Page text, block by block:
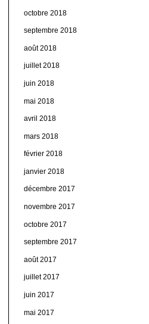
octobre 2018
septembre 2018
août 2018
juillet 2018
juin 2018
mai 2018
avril 2018
mars 2018
février 2018
janvier 2018
décembre 2017
novembre 2017
octobre 2017
septembre 2017
août 2017
juillet 2017
juin 2017
mai 2017